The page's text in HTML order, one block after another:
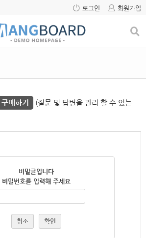
로그인 회원가입
구매하기
(질문 및 답변을 관리 할 수 있는
비밀글입니다
비밀번호를 입력해 주세요
취소 확인